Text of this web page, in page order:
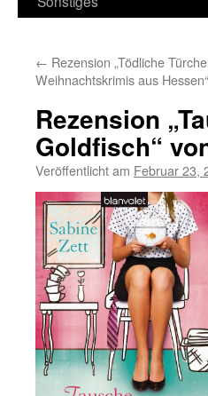
← Rezension „Tödliche
Weihnachtskrimis aus
Rezension
Goldfisch“
Veröffentlicht am Februar 23,